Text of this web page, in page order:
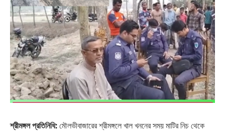
শ্রীমঙ্গল প্রতিনিধি: মৌলভীবাজারের শ্রীমঙ্গলে খাল খননের সময় মাটির নিচ থেকে